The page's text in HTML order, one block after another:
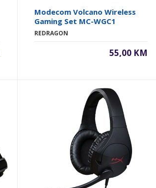
Modecom Volcano Wireless
Gaming Set MC-WGC1
REDRAGON
55,00 KM